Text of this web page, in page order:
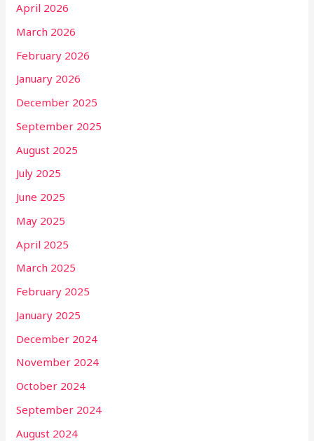
April 2026
March 2026
February 2026
January 2026
December 2025
September 2025
August 2025
July 2025
June 2025
May 2025
April 2025
March 2025
February 2025
January 2025
December 2024
November 2024
October 2024
September 2024
August 2024